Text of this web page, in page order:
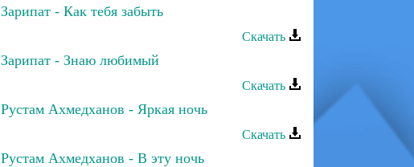
Зарипат - Как тебя забыть
Скачать
Зарипат - Знаю любимый
Скачать
Рустам Ахмедханов - Яркая ночь
Скачать
Рустам Ахмедханов - В эту ночь